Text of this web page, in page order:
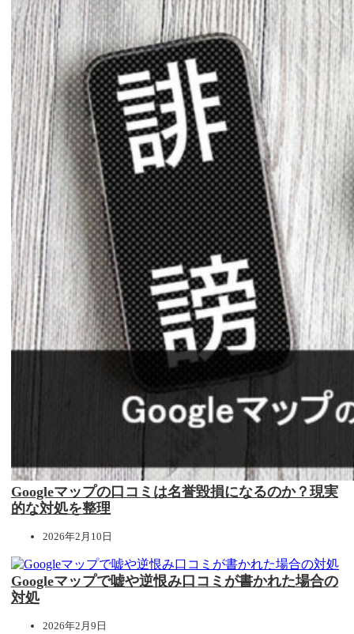
Googleマップの口コミは名誉毀損になるのか？現実
的な対処を整理
2026年2月10日
Googleマップで嘘や逆恨み口コミが書かれた場合の
対処
2026年2月9日